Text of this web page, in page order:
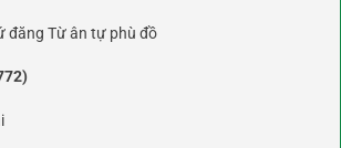
đăng Từ ân tự phù đồ